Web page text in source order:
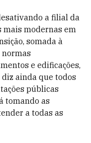
a filial da
modernas em
somada à
normas
e edificações,
ainda que todos
públicas
tomando as
a todas as